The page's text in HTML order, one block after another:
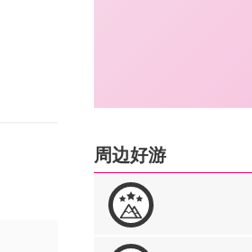
周边好游